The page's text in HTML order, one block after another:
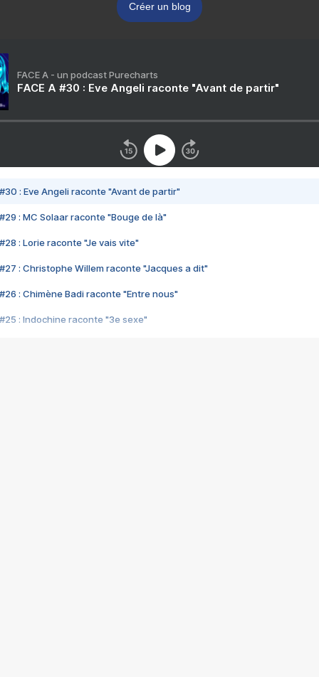
Créer un blog
FACE A - un podcast Purecharts
FACE A #30 : Eve Angeli raconte "Avant de partir"
#30 : Eve Angeli raconte "Avant de partir"
#29 : MC Solaar raconte "Bouge de là"
#28 : Lorie raconte "Je vais vite"
#27 : Christophe Willem raconte "Jacques a dit"
#26 : Chimène Badi raconte "Entre nous"
#25 : Indochine raconte "3e sexe"